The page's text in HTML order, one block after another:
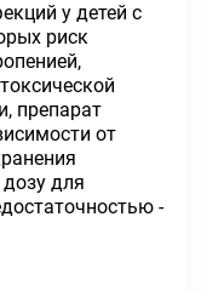
у детей с
риск
препарат
от
для
-